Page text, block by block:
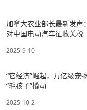
加拿大农业部长最新发声
对中国电动汽车征收关税
2025-9-10
“它经济”崛起，万亿级宠
“毛孩子”撬动
2025-10-2